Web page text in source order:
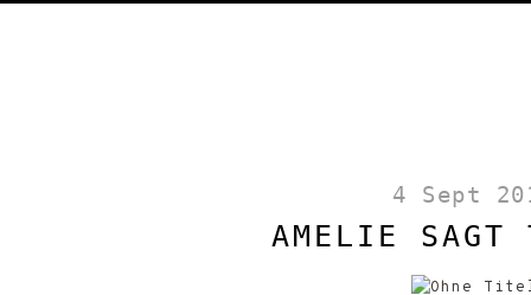
4 Sept
AMELIE SAGT